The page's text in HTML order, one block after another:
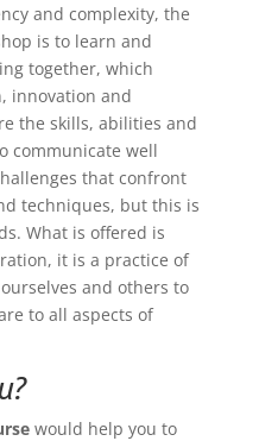
and complexity, the
is to learn and
together, which
innovation and
the skills, abilities and
communicate well
that confront
techniques, but this is
What is offered is
it is a practice of
and others to
to all aspects of
would help you to